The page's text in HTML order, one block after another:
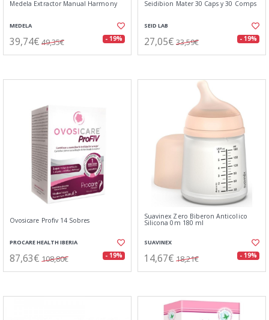
Medela Extractor Manual Harmony
MEDELA
39,74€ 49,35€ - 19%
Seidibion Mater 30 Caps y 30 Comps
SEID LAB
27,05€ 33,59€ - 19%
Ovosicare Profiv 14 Sobres
PROCARE HEALTH IBERIA
87,63€ 108,80€ - 19%
Suavinex Zero Biberon Anticolico
Silicona 0m 180 ml
SUAVINEX
14,67€ 18,21€ - 19%